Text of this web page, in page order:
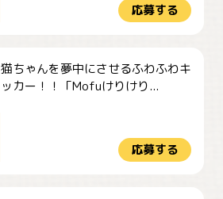
応募する
猫ちゃんを夢中にさせるふわふわキ
ッカー！！「Mofuけりけり...
応募する